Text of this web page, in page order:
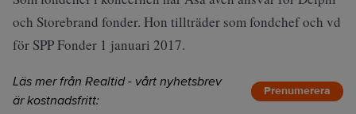
och Storebrand fonder. Hon tillträder som fondchef och vd
för SPP Fonder 1 januari 2017.
Läs mer från Realtid - vårt nyhetsbrev
är kostnadsfritt:
Prenumerera